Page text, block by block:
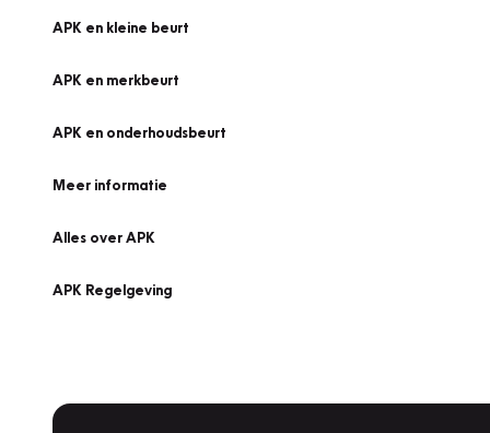
APK en kleine beurt
APK en merkbeurt
APK en onderhoudsbeurt
Meer informatie
Alles over APK
APK Regelgeving